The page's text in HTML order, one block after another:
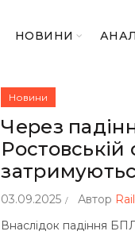
НОВИНИ
Новини
Через
Ростовській
03.09.2025 Автор
Внаслідок падіння